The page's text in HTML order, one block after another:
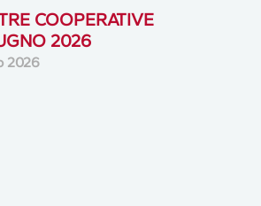
COOPERATIVE
2026
2026